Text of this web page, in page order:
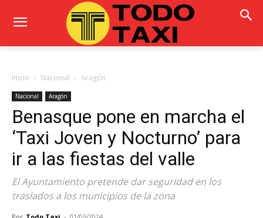
Inicio Nacional Aragón
Nacional Aragón
Benasque pone en marcha el
‘Taxi Joven y Nocturno’ para
ir a las fiestas del valle
El Ayuntamiento pretende dar seguridad en los
traslados a los municipios de la zona